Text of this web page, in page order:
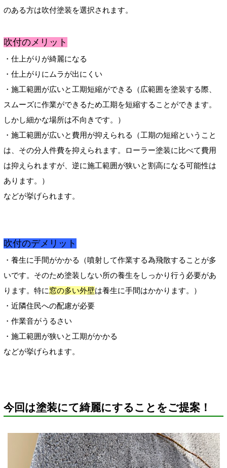
のある方は吹付塗装を選択されます。
吹付のメリット
・仕上がりが綺麗になる
・仕上がりにムラが出にくい
・施工範囲が広いと工期短縮ができる（広範囲を塗装する際、
スムーズに作業ができるため工期を短縮することができます。
しかし細かな場所は不向きです。
）
・施工範囲が広いと費用が抑えられる（工期の短縮ということ
は、その分人件費を抑えられます。ローラー塗装に比べて費用
は抑えられますが、逆に施工範囲が狭いと割高になる可能性は
あります。
）
などが挙げられます。
吹付のデメリット
・養生に手間がかかる（噴射して作業する為飛散することが多
いです。そのため塗装しない所の養生をしっかり行う必要があ
ります。特に窓の多い外壁は養生に手間はかかります。
）
・近隣住民への配慮が必要
・作業音がうるさい
・施工範囲が狭いと工期がかかる
などが挙げられます。
今回は塗装にて綺麗にすることをご提案！